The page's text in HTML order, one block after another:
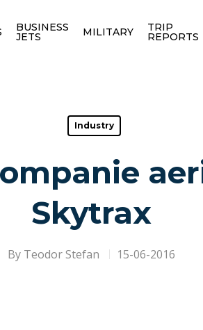
BUSINESS
JETS MILITARY TRIP
REPORTS
Industry
Skytrax
By Teodor Stefan 15-06-2016